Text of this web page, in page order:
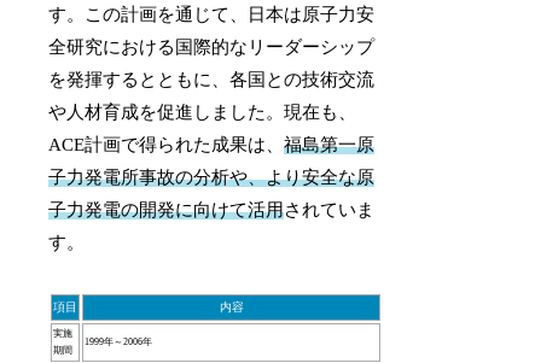
す。この計画を通じて、日本は原子力安
全研究における国際的なリーダーシップ
を発揮するとともに、各国との技術交流
や人材育成を促進しました。現在も、
ACE計画で得られた成果は、福島第一原
子力発電所事故の分析や、より安全な原
子力発電の開発に向けて活用されていま
す。
項目 内容
実施
期間
1999年～2006年